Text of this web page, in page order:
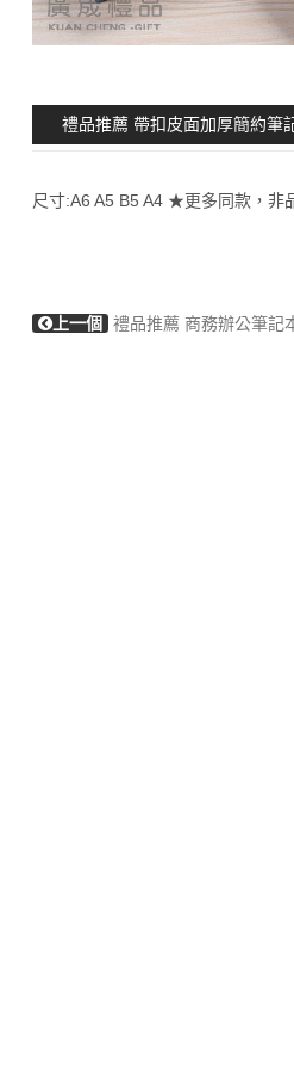
禮品推薦 帶扣皮面加厚簡約筆
尺寸:A6 A5 B5 A4 ★更多同款，非
上一個 禮品推薦 商務辦公筆記